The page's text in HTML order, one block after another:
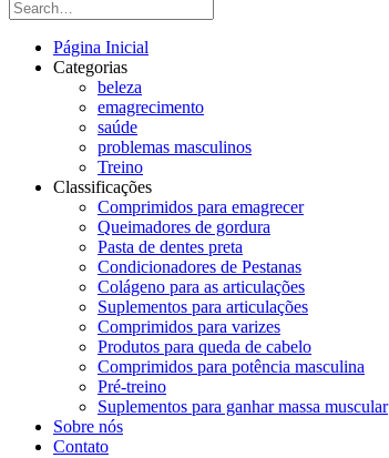
Página Inicial
Categorias
beleza
emagrecimento
saúde
problemas masculinos
Treino
Classificações
Comprimidos para emagrecer
Queimadores de gordura
Pasta de dentes preta
Condicionadores de Pestanas
Colágeno para as articulações
Suplementos para articulações
Comprimidos para varizes
Produtos para queda de cabelo
Comprimidos para potência masculina
Pré-treino
Suplementos para ganhar massa muscular
Sobre nós
Contato